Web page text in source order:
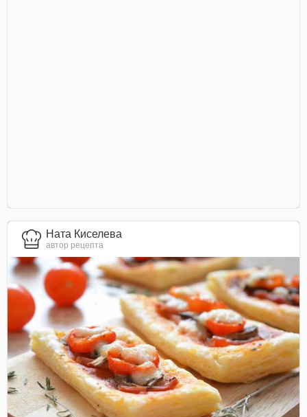
Ната Киселева
автор рецепта